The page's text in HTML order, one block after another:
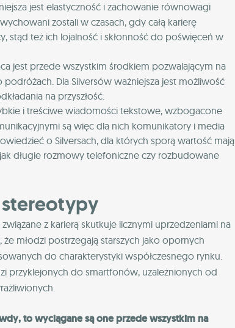
jest elastyczność i zachowanie równowagi
zostali w czasach, gdy całą karierę
stąd też ich lojalność i skłonność do poświęceń w
jest przede wszystkim środkiem pozwalającym na
Dla Silversów ważniejsza jest możliwość
na przyszłość.
i treściwe wiadomości tekstowe, wzbogacone
są więc dla nich komunikatory i media
o Silversach, dla których sporą wartość mają
długie rozmowy telefoniczne czy rozbudowane
z karierą skutkuje licznymi uprzedzeniami na
młodzi postrzegają starszych jako opornych
do charakterystyki współczesnego rynku.
przyklejonych do smartfonów, uzależnionych od
to wyciągane są one przede wszystkim na